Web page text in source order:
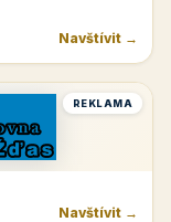
Navštívit →
REKLAMA
Navštívit →